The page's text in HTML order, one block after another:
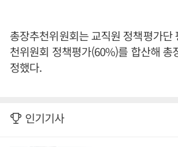
총장추천위원회는 교직원 정책평가단
천위원회 정책평가(60%)를 합산해 총
정했다.
인기기사